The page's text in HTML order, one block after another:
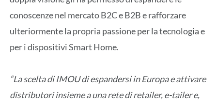
conoscenze nel mercato B2C e B2B e rafforzare
ulteriormente la propria passione per la tecnologia e
per i dispositivi Smart Home.
“La scelta di IMOU di espandersi in Europa e attivare
distributori insieme a una rete di retailer, e-tailer e,